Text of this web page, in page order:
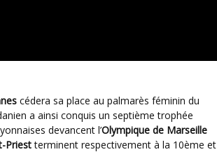
cédera sa place au palmarès féminin du
a ainsi conquis un septième trophée
devancent l’Olympique de Marseille
Priestterminent respectivement à la 10ème et